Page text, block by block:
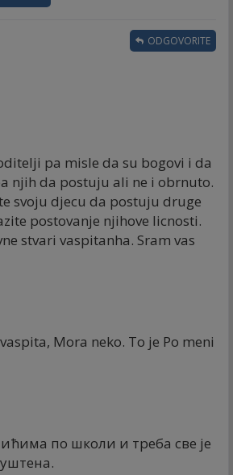
ODGOVORITE
pa misle da su bogovi i da
njih da postuju ali ne i obrnuto.
svoju djecu da postuju druge
postovanje njihove licnosti.
stvari vaspitanha. Sram vas
Mora neko. To je Po meni
по школи и треба све је